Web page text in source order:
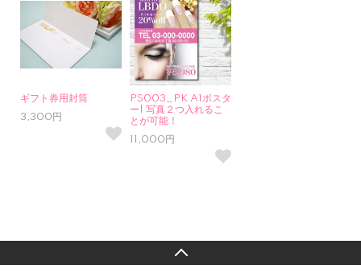
ギフト券用封筒
3,300円
PS003_PK A1ポスタ
ー| 写真２つ入れるこ
とが可能！
11,000円